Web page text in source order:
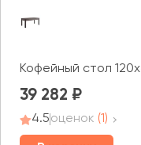
Кофейный стол
39 282
4.5оценок (1)